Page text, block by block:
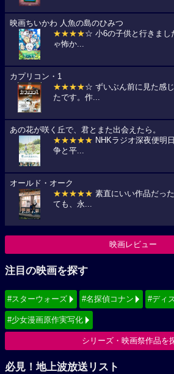
映画ちいかわ 人魚の島のひみつ
★★★★☆ 小6の子供と行きまし
ゃ怖か...
カプリコン・1
★★★★☆ ずいぶん前に見た感
たです。作...
あの花が咲く丘で、君とまた出会えたら。
★★★★★ NHKラジオ深夜便明
争と平...
オールド・オーク
★★★★★ 素直にいい作品だっ
ても、永...
映画レビュー
注目の映画を探す
#スターウォーズ #名探偵コナン #ディ
#少女漫画原作実写化
シリーズ・映画祭作品を
必見！地上波放送リスト